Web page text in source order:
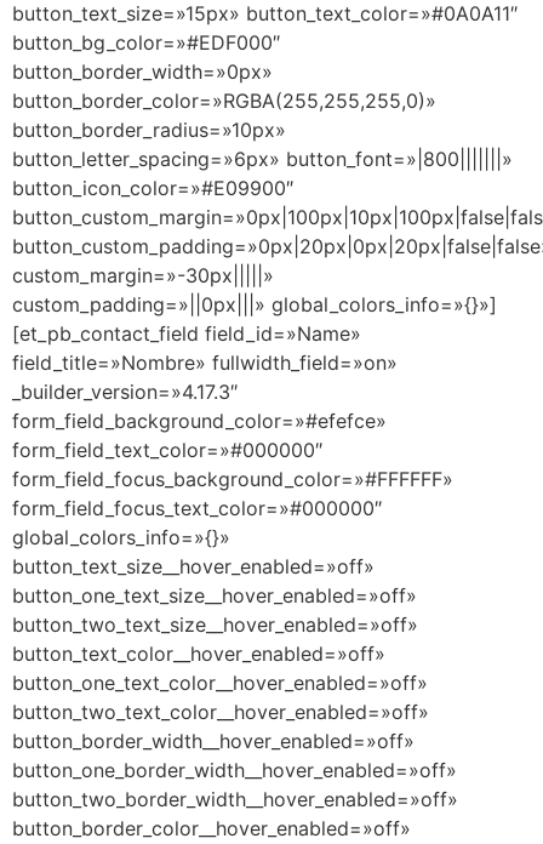
button_text_size=»15px» button_text_color=»#0A0A11″
button_bg_color=»#EDF000″
button_border_width=»0px»
button_border_color=»RGBA(255,255,255,0)»
button_border_radius=»10px»
button_letter_spacing=»6px» button_font=»|800|||||||»
button_icon_color=»#E09900″
custom_margin=»-30px|||||»
custom_padding=»||0px|||» global_colors_info=»{}»]
[et_pb_contact_field field_id=»Name»
field_title=»Nombre» fullwidth_field=»on»
_builder_version=»4.17.3″
form_field_background_color=»#efefce»
form_field_text_color=»#000000″
form_field_focus_background_color=»#FFFFFF»
form_field_focus_text_color=»#000000″
global_colors_info=»{}»
button_text_size__hover_enabled=»off»
button_one_text_size__hover_enabled=»off»
button_two_text_size__hover_enabled=»off»
button_text_color__hover_enabled=»off»
button_one_text_color__hover_enabled=»off»
button_two_text_color__hover_enabled=»off»
button_border_width__hover_enabled=»off»
button_one_border_width__hover_enabled=»off»
button_two_border_width__hover_enabled=»off»
button_border_color__hover_enabled=»off»